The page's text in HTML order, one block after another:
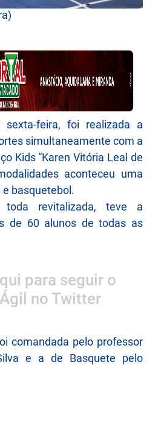
feira, foi realizada a
simultaneamente com a
Kids “Karen Vitória Leal de
aconteceu uma
basquetebol.
toda revitalizada, teve a
de 60 alunos de todas as
para seguir o
no Twitter
comandada pelo professor
e a de Basquete pelo